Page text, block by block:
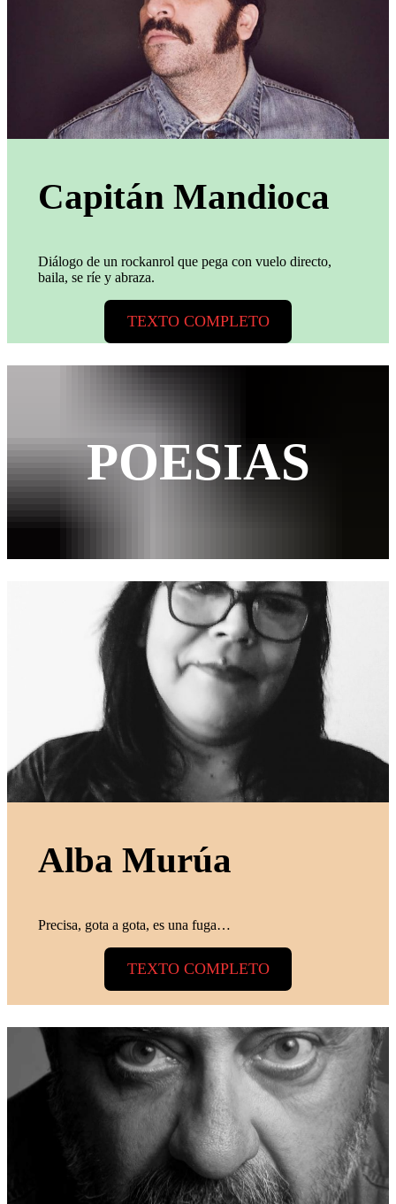
Capitán Mandioca
Diálogo de un rockanrol que pega con vuelo directo,
baila, se ríe y abraza.
TEXTO COMPLETO
POESIAS
Alba Murúa
Precisa, gota a gota, es una fuga…
TEXTO COMPLETO